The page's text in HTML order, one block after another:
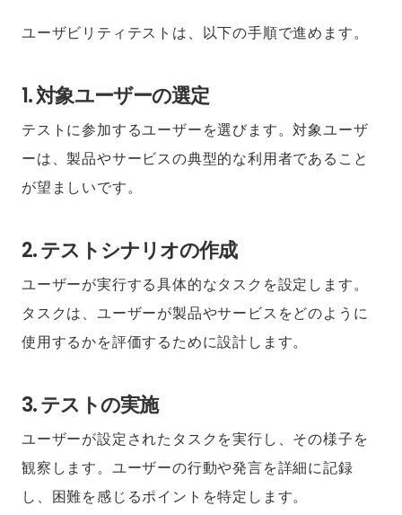
ユーザビリティテストは、以下の手順で進めます。
1. 対象ユーザーの選定
テストに参加するユーザーを選びます。対象ユーザ
ーは、製品やサービスの典型的な利用者であること
が望ましいです。
2. テストシナリオの作成
ユーザーが実行する具体的なタスクを設定します。
タスクは、ユーザーが製品やサービスをどのように
使用するかを評価するために設計します。
3. テストの実施
ユーザーが設定されたタスクを実行し、その様子を
観察します。ユーザーの行動や発言を詳細に記録
し、困難を感じるポイントを特定します。